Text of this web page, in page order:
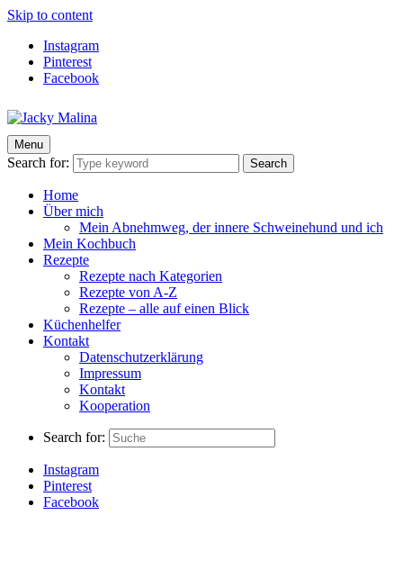
Skip to content
Instagram
Pinterest
Facebook
Jacky Malina
Der Food Blog mit einfachen und schnellen Rezepten
Menu
Search for: Search
Home
Über mich
Mein Abnehmweg, der innere Schweinehund und ich
Mein Kochbuch
Rezepte
Rezepte nach Kategorien
Rezepte von A-Z
Rezepte – alle auf einen Blick
Küchenhelfer
Kontakt
Datenschutzerklärung
Impressum
Kontakt
Kooperation
Search for:
Instagram
Pinterest
Facebook